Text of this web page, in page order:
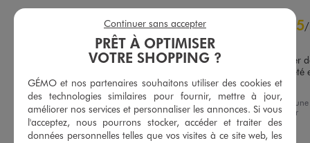
4.9/5
Basé sur9 avis soumis à un
contrôle
Voir tous les avis sur ce site
5/
Avis vérifié et récompensé
Très beau mais un peu cher
base . Heureusement acheté
solde
Avis du 18/07/2026
, suite à une
expérience du04/07/2026
par
Virginie P.
PRÊT À OPTIMISER
VOTRE SHOPPING ?
GÉMO et nos partenaires souhaitons utiliser des cookies et
des technologies similaires pour fournir, mettre à jour,
améliorer nos services et personnaliser les annonces. Si vous
l'acceptez, nous pourrons stocker, accéder et traiter des
données personnelles telles que vos visites à ce site web, les
Continuer sans accepter